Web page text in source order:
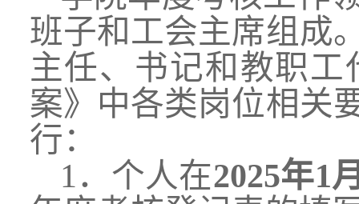
班子和工会主席组成
主任、书记和教职
案》中各类岗位相关
行：
1．个人在2025年1